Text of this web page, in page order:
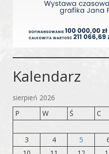
Kalendarz
sierpień 2026
P
W Ś C
3
4 5